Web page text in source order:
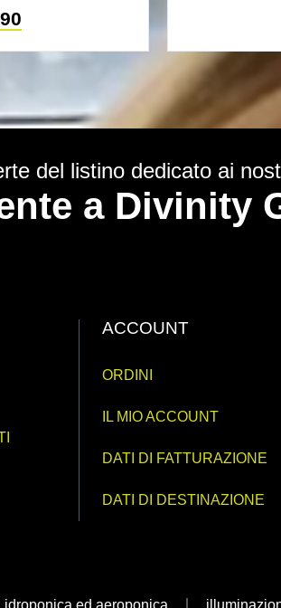
del listino dedicato ai
a Divinity
ACCOUNT
ORDINI
IL MIO ACCOUNT
DATI DI FATTURAZIONE
DATI DI DESTINAZIONE